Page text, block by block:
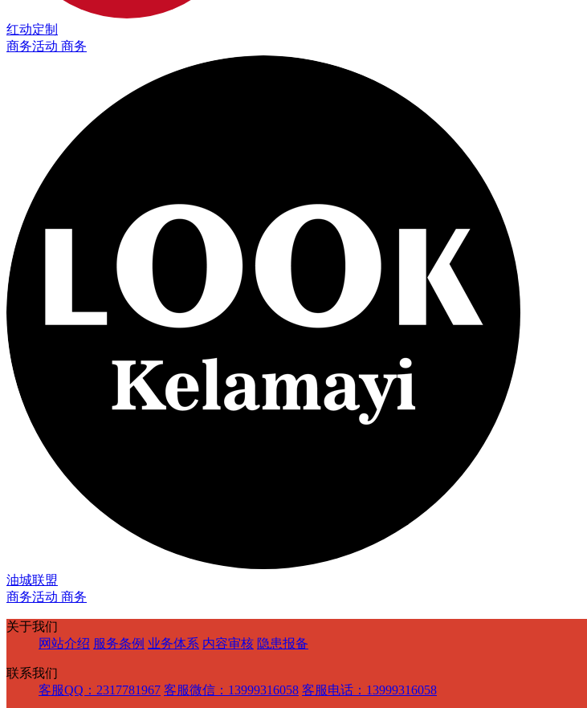
红动定制
商务活动 商务
油城联盟
商务活动 商务
关于我们
网站介绍 服务条例 业务体系 内容审核 隐患报备
联系我们
客服QQ：2317781967 客服微信：13999316058 客服电话：13999316058